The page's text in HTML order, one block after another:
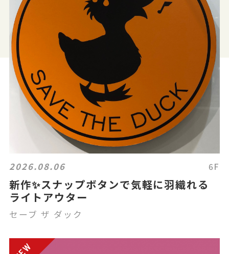
2026.08.06 6F
新作✨スナップボタンで気軽に羽織れる
ライトアウター
セーブ ザ ダック